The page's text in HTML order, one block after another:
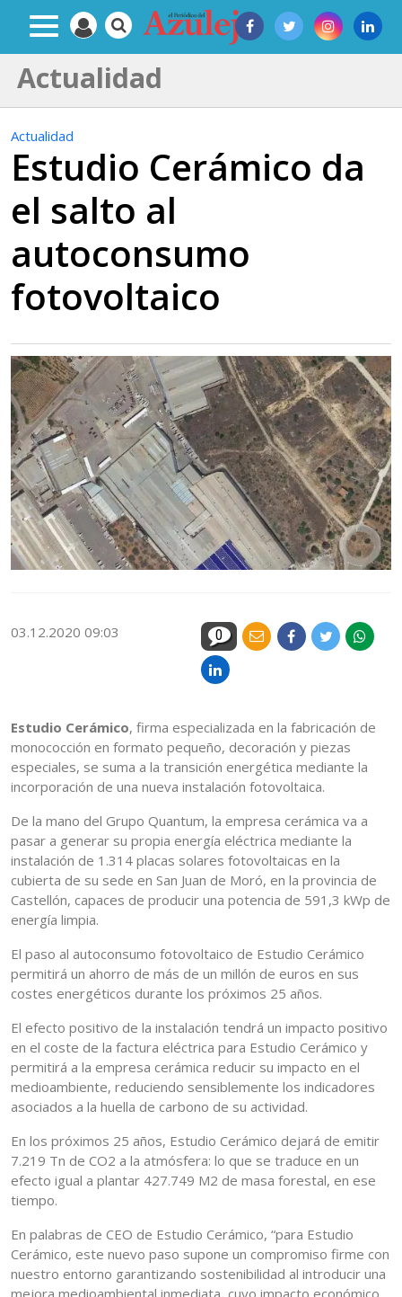
Actualidad
Actualidad
Estudio Cerámico da
el salto al
autoconsumo
fotovoltaico
03.12.2020 09:03 0
Estudio Cerámico, firma especializada en la fabricación de
monococción en formato pequeño, decoración y piezas
especiales, se suma a la transición energética mediante la
incorporación de una nueva instalación fotovoltaica.
De la mano del Grupo Quantum, la empresa cerámica va a
pasar a generar su propia energía eléctrica mediante la
instalación de 1.314 placas solares fotovoltaicas en la
cubierta de su sede en San Juan de Moró, en la provincia de
Castellón, capaces de producir una potencia de 591,3 kWp de
energía limpia.
El paso al autoconsumo fotovoltaico de Estudio Cerámico
permitirá un ahorro de más de un millón de euros en sus
costes energéticos durante los próximos 25 años.
El efecto positivo de la instalación tendrá un impacto positivo
en el coste de la factura eléctrica para Estudio Cerámico y
permitirá a la empresa cerámica reducir su impacto en el
medioambiente, reduciendo sensiblemente los indicadores
asociados a la huella de carbono de su actividad.
En los próximos 25 años, Estudio Cerámico dejará de emitir
7.219 Tn de CO2 a la atmósfera: lo que se traduce en un
efecto igual a plantar 427.749 M2 de masa forestal, en ese
tiempo.
En palabras de CEO de Estudio Cerámico, “para Estudio
Cerámico, este nuevo paso supone un compromiso firme con
nuestro entorno garantizando sostenibilidad al introducir una